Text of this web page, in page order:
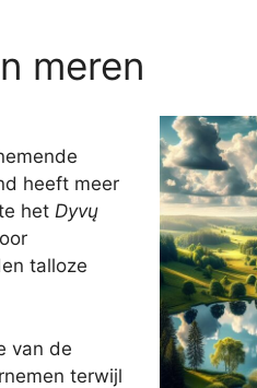
meren
heeft meer
het Dyvų
talloze
van de
terwijl